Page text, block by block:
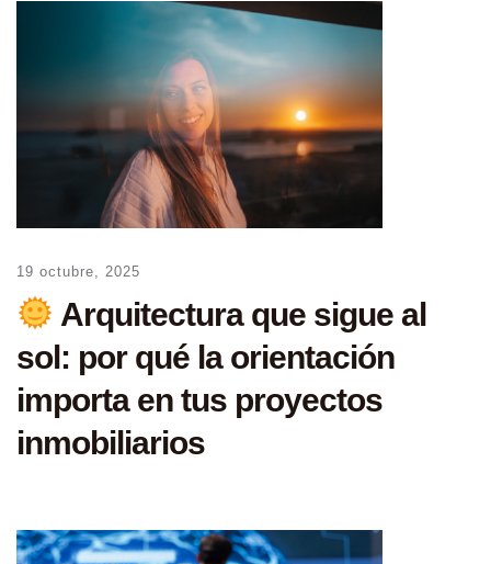
19 octubre, 2025
Arquitectura que sigue al
sol: por qué la orientación
importa en tus proyectos
inmobiliarios